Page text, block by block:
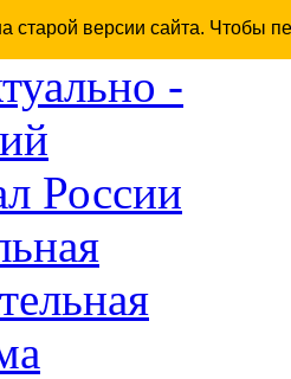
старой версии сайта. Чтобы
-
России